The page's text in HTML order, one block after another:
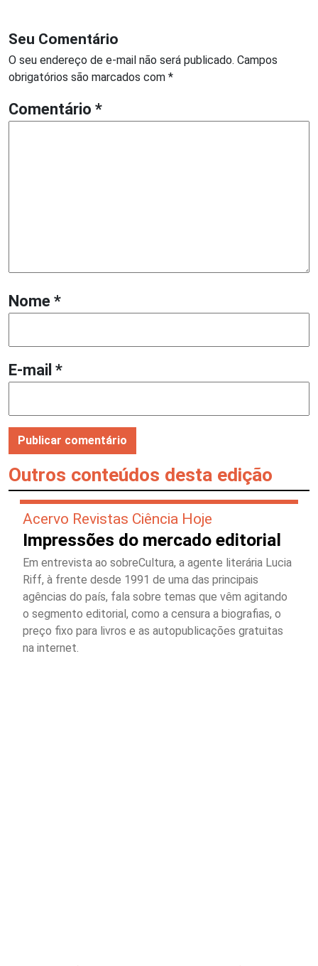
Seu Comentário
O seu endereço de e-mail não será publicado. Campos
obrigatórios são marcados com *
Comentário *
Nome *
E-mail *
Outros conteúdos desta edição
Acervo Revistas Ciência Hoje
Impressões do mercado editorial
Em entrevista ao sobreCultura, a agente literária Lucia
Riff, à frente desde 1991 de uma das principais
agências do país, fala sobre temas que vêm agitando
o segmento editorial, como a censura a biografias, o
preço fixo para livros e as autopublicações gratuitas
na internet.